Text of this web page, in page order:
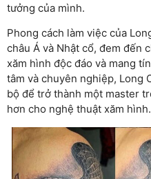
tưởng của mình.
Phong cách làm việc của
châu Á và Nhật cổ, đem đến
xăm hình độc đáo và mang
tâm và chuyên nghiệp, Long
bộ để trở thành một master
hơn cho nghệ thuật xăm hình.